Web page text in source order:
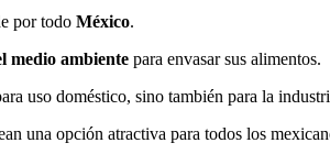
por todo México.
medio ambiente para envasar sus alimentos.
uso doméstico, sino también para la
una opción atractiva para todos los